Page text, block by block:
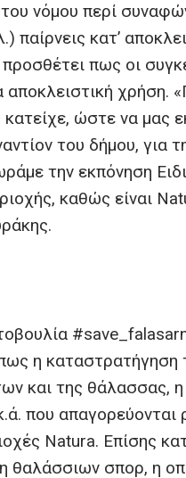
νόμου περί
κατ’
προσθέτει πως οι
αποκλειστική
ώστε να μας
του δήμου, για
την εκπόνηση
καθώς είναι
η
και της θάλασσας,
που απαγορεύονται
Natura. Επίσης
θαλάσσιων σπορ, η